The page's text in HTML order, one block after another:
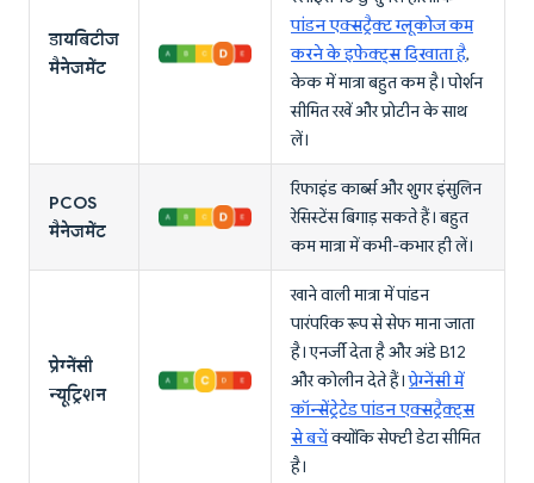
डायबिटीज
मैनेजमेंट
पांडन एक्सट्रैक्ट ग्लूकोज कम
करने के इफेक्ट्स दिखाता है,
केक में मात्रा बहुत कम है। पोर्शन
सीमित रखें और प्रोटीन के साथ
लें।
PCOS
मैनेजमेंट
रिफाइंड कार्ब्स और शुगर इंसुलिन
रेसिस्टेंस बिगाड़ सकते हैं। बहुत
कम मात्रा में कभी-कभार ही लें।
प्रेग्नेंसी
न्यूट्रिशन
खाने वाली मात्रा में पांडन
पारंपरिक रूप से सेफ माना जाता
है। एनर्जी देता है और अंडे B12
और कोलीन देते हैं।प्रेग्नेंसी में
कॉन्सेंट्रेटेड पांडन एक्सट्रैक्ट्स
से बचेंक्योंकि सेफ्टी डेटा सीमित
है।